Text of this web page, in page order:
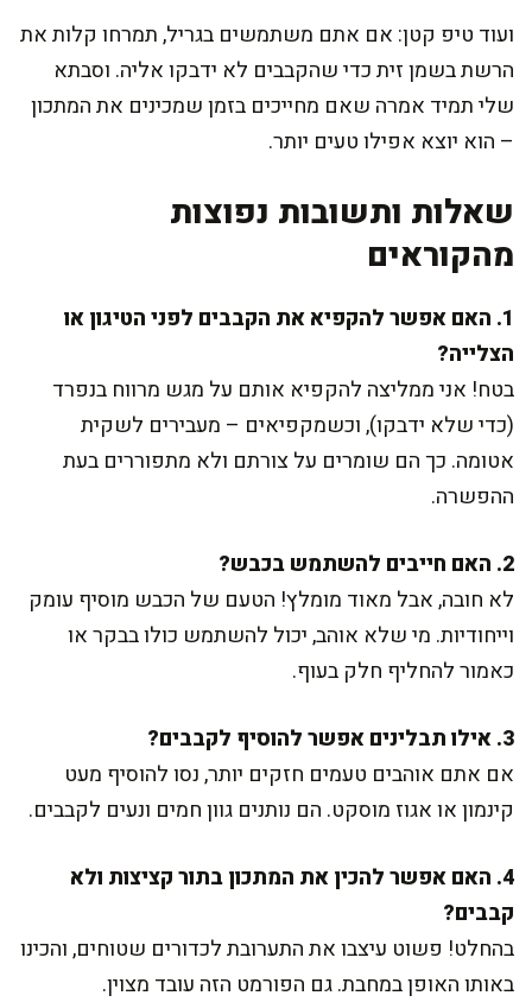
ועוד טיפ קטן: אם אתם משתמשים בגריל, תמרחו קלות את
הרשת בשמן זית כדי שהקבבים לא ידבקו אליה. וסבתא
שלי תמיד אמרה שאם מחייכים בזמן שמכינים את המתכון
– הוא יוצא אפילו טעים יותר.
שאלות ותשובות נפוצות
מהקוראים
1. האם אפשר להקפיא את הקבבים לפני הטיגון או
הצלייה?
בטח! אני ממליצה להקפיא אותם על מגש מרווח בנפרד
(כדי שלא ידבקו), וכשמקפיאים – מעבירים לשקית
אטומה. כך הם שומרים על צורתם ולא מתפוררים בעת
ההפשרה.
2. האם חייבים להשתמש בכבש?
לא חובה, אבל מאוד מומלץ! הטעם של הכבש מוסיף עומק
וייחודיות. מי שלא אוהב, יכול להשתמש כולו בבקר או
כאמור להחליף חלק בעוף.
3. אילו תבלינים אפשר להוסיף לקבבים?
אם אתם אוהבים טעמים חזקים יותר, נסו להוסיף מעט
קינמון או אגוז מוסקט. הם נותנים גוון חמים ונעים לקבבים.
4. האם אפשר להכין את המתכון בתור קציצות ולא
קבבים?
בהחלט! פשוט עיצבו את התערובת לכדורים שטוחים, והכינו
באותו האופן במחבת. גם הפורמט הזה עובד מצוין.